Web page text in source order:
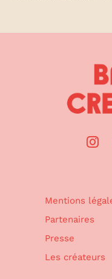
Mentions
Partenaires
Presse
Les créateurs